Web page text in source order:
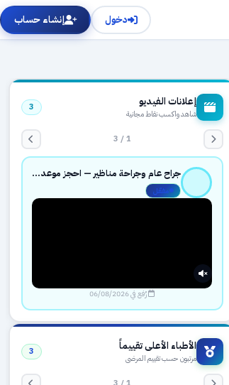
دخول إنشاء حساب
إعلانات الفيديو
شاهد واكسب نقاط مجانية
3
1 / 3
جراح عام وجراحة مناظير — احجز موعدك بثقة عبر حجزك الطبي
مفعّل
رُفع في 06/08/2026
الأطباء الأعلى تقييماً
مرتبون حسب تقييم المرضى
3